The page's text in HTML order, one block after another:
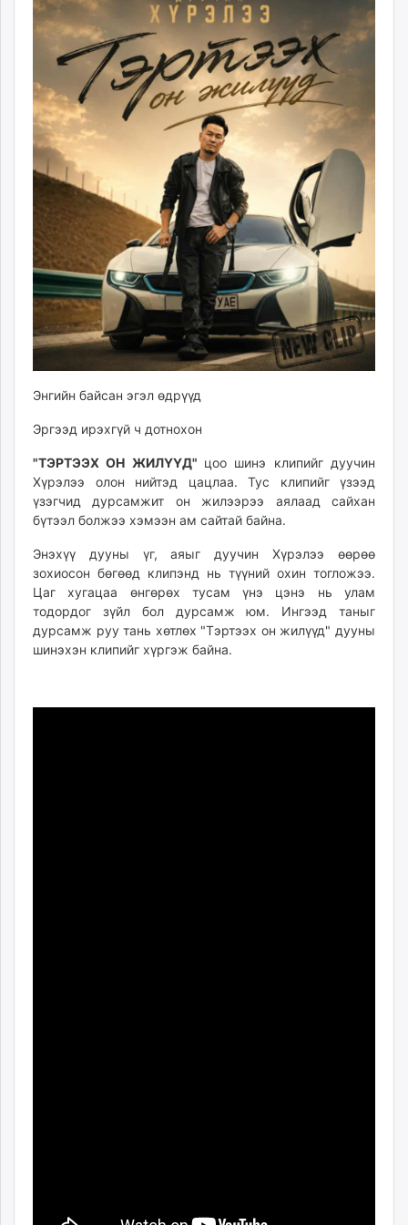
ikon.mn
mnb.mn
Livetv.mn
Eguur.mn
24tsag.mn
shuud.mn
eagle.mn
ergelt.mn
zarig.mn
today.mn
zuv.mn
mminfo.mn
ugluu.mn
urlag.mn
unen.mn
shuurhai.mn
unuudur.mn
mglradio.com
fact.mn
itoim.mn
shuum.mn
times.mn
tvmongolia.mn
mass.mn
unegui.mn
Энгийн байсан эгэл өдрүүд
Эргээд ирэхгүй ч дотнохон
"ТЭРТЭЭХ ОН ЖИЛҮҮД" цоо шинэ клипийг дуучин
Хүрэлээ олон нийтэд цацлаа. Тус клипийг үзээд
үзэгчид дурсамжит он жилээрээ аялаад сайхан
бүтээл болжээ хэмээн ам сайтай байна.
Энэхүү дууны үг, аяыг дуучин Хүрэлээ өөрөө
зохиосон бөгөөд клипэнд нь түүний охин тогложээ.
Цаг хугацаа өнгөрөх тусам үнэ цэнэ нь улам
тодордог зүйл бол дурсамж юм. Ингээд таныг
дурсамж руу тань хөтлөх "Тэртээх он жилүүд" дууны
шинэхэн клипийг хүргэж байна.